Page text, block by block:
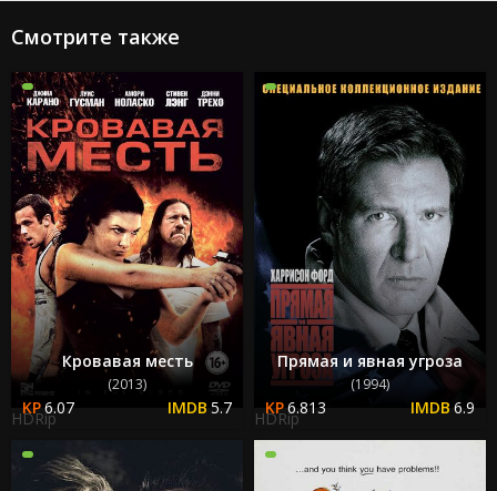
Смотрите также
Кровавая месть
(2013)
6.07 5.7
HDRip
Прямая и явная угроза
(1994)
6.813 6.9
HDRip